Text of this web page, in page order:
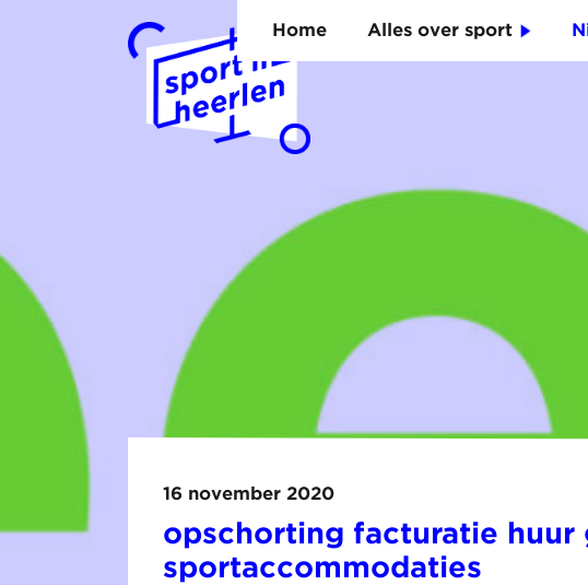
Home Alles over sport
16 november 2020
opschorting facturatie huur
sportaccommodaties